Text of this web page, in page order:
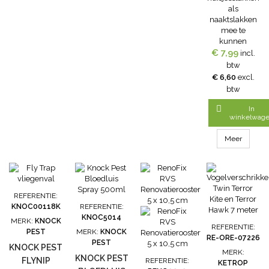
als
naaktslakken
mee te
kunnen
vangen. De
slakkenval kan
eenvoudig
worden
bier of een
andere lokstof
die slakken
aantrekt. De
val kan
worden en
vervolgens
opnieuw
worden
gebruikt.
€ 7,99 incl.
btw
€ 6,60 excl.
btw

In
Meer
REFERENTIE:
KNOC00118K
MERK: KNOCK
PEST
KNOCK PEST
FLYNIP
REFERENTIE:
KNOC5014
MERK:KNOCK
PEST
KNOCK PEST
REFERENTIE:
REFERENTIE:
RE-ORE-07226
MERK:
KETROP